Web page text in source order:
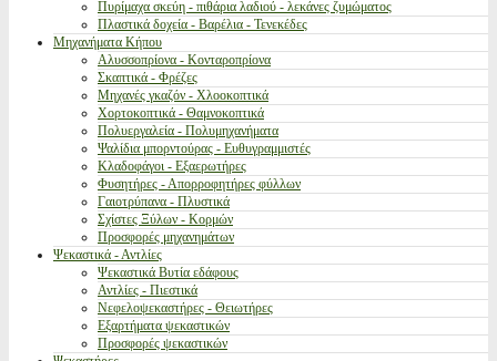
Πυρίμαχα σκεύη - πιθάρια λαδιού - λεκάνες ζυμώματος
Πλαστικά δοχεία - Βαρέλια - Τενεκέδες
Μηχανήματα Κήπου
Αλυσσοπρίονα - Κονταροπρίονα
Σκαπτικά - Φρέζες
Μηχανές γκαζόν - Χλοοκοπτικά
Χορτοκοπτικά - Θαμνοκοπτικά
Πολυεργαλεία - Πολυμηχανήματα
Ψαλίδια μπορντούρας - Ευθυγραμμιστές
Κλαδοφάγοι - Εξαερωτήρες
Φυσητήρες - Απορροφητήρες φύλλων
Γαιοτρύπανα - Πλυστικά
Σχίστες Ξύλων - Κορμών
Προσφορές μηχανημάτων
Ψεκαστικά - Αντλίες
Ψεκαστικά Βυτία εδάφους
Αντλίες - Πιεστικά
Νεφελοψεκαστήρες - Θειωτήρες
Εξαρτήματα ψεκαστικών
Προσφορές ψεκαστικών